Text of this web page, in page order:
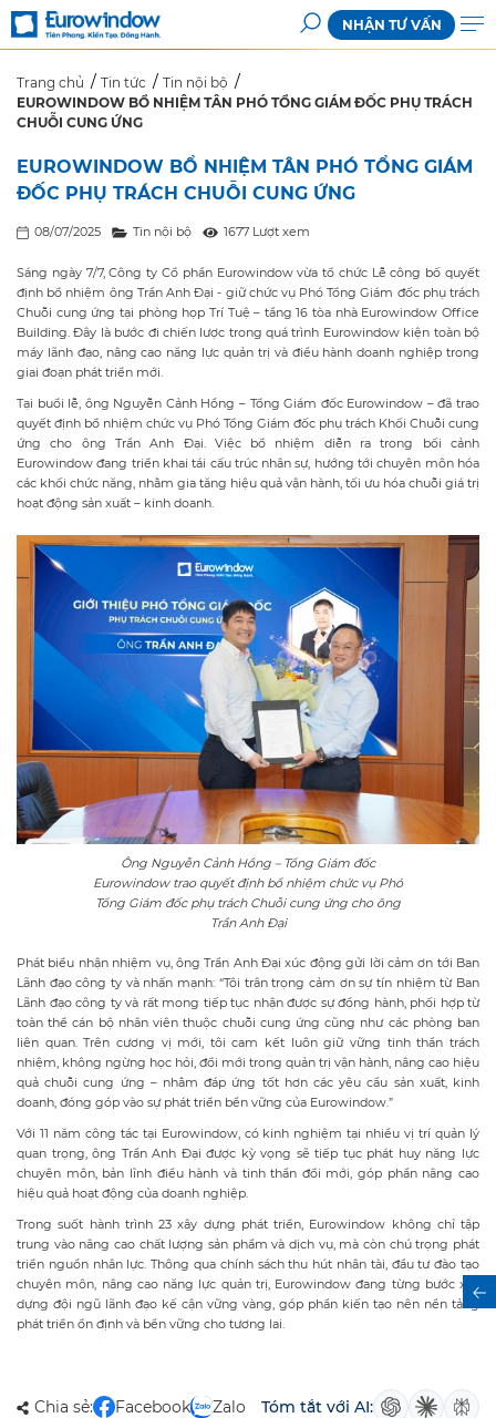
NHẬN TƯ VẤN
Trang chủ Tin tức
Tin nội bộ
EUROWINDOW BỔ NHIỆM TÂN PHÓ TỔNG GIÁM ĐỐC PHỤ TRÁCH
CHUỖI CUNG ỨNG
EUROWINDOW BỔ NHIỆM TÂN PHÓ TỔNG GIÁM
ĐỐC PHỤ TRÁCH CHUỖI CUNG ỨNG
08/07/2025 Tin nội bộ 1677 Lượt xem
Sáng ngày 7/7, Công ty Cổ phần Eurowindow vừa tổ chức Lễ công bố quyết
định bổ nhiệm ông Trần Anh Đại - giữ chức vụ Phó Tổng Giám đốc phụ trách
Chuỗi cung ứng tại phòng họp Trí Tuệ – tầng 16 tòa nhà Eurowindow Office
Building. Đây là bước đi chiến lược trong quá trình Eurowindow kiện toàn bộ
máy lãnh đạo, nâng cao năng lực quản trị và điều hành doanh nghiệp trong
giai đoạn phát triển mới.
Tại buổi lễ, ông Nguyễn Cảnh Hồng – Tổng Giám đốc Eurowindow – đã trao
quyết định bổ nhiệm chức vụ Phó Tổng Giám đốc phụ trách Khối Chuỗi cung
ứng cho ông Trần Anh Đại. Việc bổ nhiệm diễn ra trong bối cảnh
Eurowindow đang triển khai tái cấu trúc nhân sự, hướng tới chuyên môn hóa
các khối chức năng, nhằm gia tăng hiệu quả vận hành, tối ưu hóa chuỗi giá trị
hoạt động sản xuất – kinh doanh.
Ông Nguyễn Cảnh Hồng – Tổng Giám đốc
Eurowindow trao quyết định bổ nhiệm chức vụ Phó
Tổng Giám đốc phụ trách Chuỗi cung ứng cho ông
Trần Anh Đại
Phát biểu nhận nhiệm vụ, ông Trần Anh Đại xúc động gửi lời cảm ơn tới Ban
Lãnh đạo công ty và nhấn mạnh: “Tôi trân trọng cảm ơn sự tín nhiệm từ Ban
Lãnh đạo công ty và rất mong tiếp tục nhận được sự đồng hành, phối hợp từ
toàn thể cán bộ nhân viên thuộc chuỗi cung ứng cũng như các phòng ban
liên quan. Trên cương vị mới, tôi cam kết luôn giữ vững tinh thần trách
nhiệm, không ngừng học hỏi, đổi mới trong quản trị vận hành, nâng cao hiệu
quả chuỗi cung ứng – nhằm đáp ứng tốt hơn các yêu cầu sản xuất, kinh
doanh, đóng góp vào sự phát triển bền vững của Eurowindow.”
Với 11 năm công tác tại Eurowindow, có kinh nghiệm tại nhiều vị trí quản lý
quan trọng, ông Trần Anh Đại được kỳ vọng sẽ tiếp tục phát huy năng lực
chuyên môn, bản lĩnh điều hành và tinh thần đổi mới, góp phần nâng cao
hiệu quả hoạt động của doanh nghiệp.
Trong suốt hành trình 23 xây dựng phát triển, Eurowindow không chỉ tập
trung vào nâng cao chất lượng sản phẩm và dịch vụ, mà còn chú trọng phát
triển nguồn nhân lực. Thông qua chính sách thu hút nhân tài, đầu tư đào tạo
chuyên môn, nâng cao năng lực quản trị, Eurowindow đang từng bước xây
dựng đội ngũ lãnh đạo kế cận vững vàng, góp phần kiến tạo nên nền tảng
phát triển ổn định và bền vững cho tương lai.
Chia sẻ: Facebook Zalo Tóm tắt với AI: